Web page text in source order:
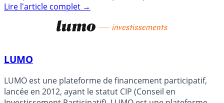
particuliers (...)
Lire l'article complet →
LUMO
LUMO est une plateforme de financement participatif,
lancée en 2012, ayant le statut CIP (Conseil en